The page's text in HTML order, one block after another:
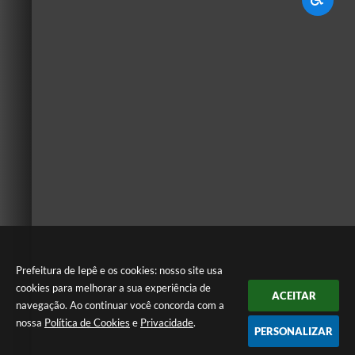
Prefeitura de Iepê e os cookies: nosso site usa
cookies para melhorar a sua experiência de
navegação. Ao continuar você concorda com a
nossa Política de Cookies e Privacidade.
ACEITAR
PERSONALIZAR